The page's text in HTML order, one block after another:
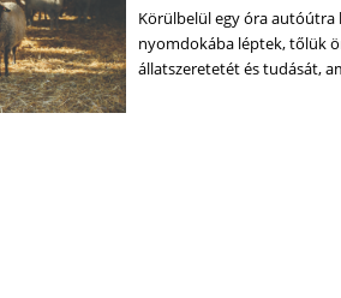
Körülbelül egy óra
nyomdokába léptek, tőlük
állatszeretetét és tudását,